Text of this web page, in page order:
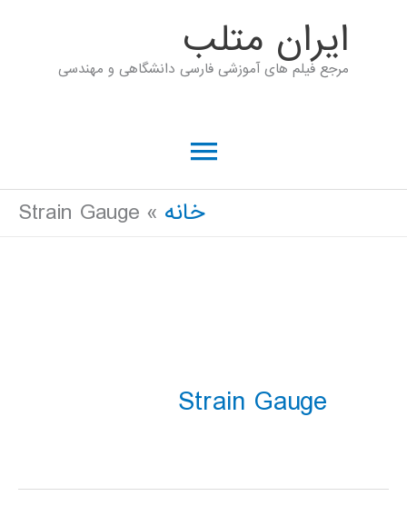
ايران متلب
مرجع فیلم های آموزشی فارسی دانشگاهی و مهندسی
فهرست
اصلی
خانه Strain Gauge
Strain Gauge